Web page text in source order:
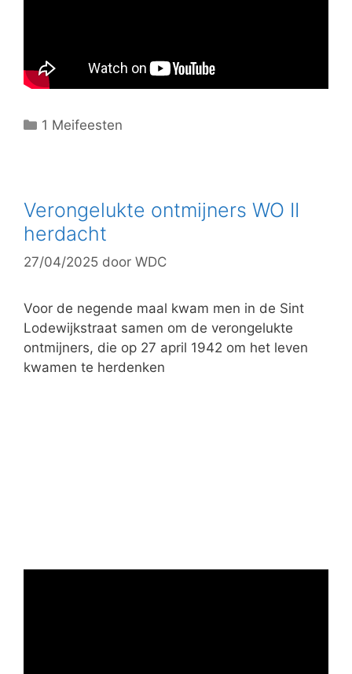
C
g
r
i
ë
n
1 Meifeesten
Verongelukte ontmijners WO II
herdacht
27/04/2025 door WDC
Voor de negende maal kwam men in de Sint
Lodewijkstraat samen om de verongelukte
ontmijners, die op 27 april 1942 om het leven
kwamen te herdenken